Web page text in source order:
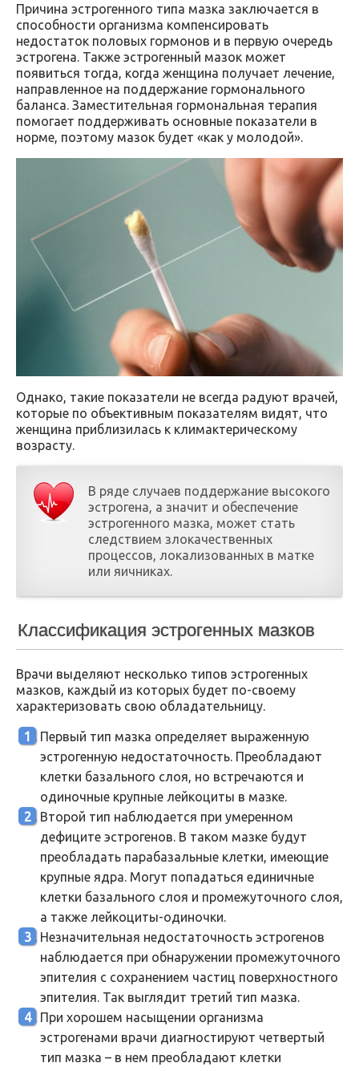
Причина эстрогенного типа мазка заключается в
способности организма компенсировать
недостаток половых гормонов и в первую очередь
эстрогена. Также эстрогенный мазок может
появиться тогда, когда женщина получает лечение,
направленное на поддержание гормонального
баланса. Заместительная гормональная терапия
помогает поддерживать основные показатели в
норме, поэтому мазок будет «как у молодой».
Однако, такие показатели не всегда радуют врачей,
которые по объективным показателям видят, что
женщина приблизилась к климактерическому
возрасту.
В ряде случаев поддержание высокого
эстрогена, а значит и обеспечение
эстрогенного мазка, может стать
следствием злокачественных
процессов, локализованных в матке
или яичниках.
Классификация эстрогенных мазков
Врачи выделяют несколько типов эстрогенных
мазков, каждый из которых будет по-своему
характеризовать свою обладательницу.
Первый тип мазка определяет выраженную
эстрогенную недостаточность. Преобладают
клетки базального слоя, но встречаются и
одиночные крупные лейкоциты в мазке.
Второй тип наблюдается при умеренном
дефиците эстрогенов. В таком мазке будут
преобладать парабазальные клетки, имеющие
крупные ядра. Могут попадаться единичные
клетки базального слоя и промежуточного слоя,
а также лейкоциты-одиночки.
Незначительная недостаточность эстрогенов
наблюдается при обнаружении промежуточного
эпителия с сохранением частиц поверхностного
эпителия. Так выглядит третий тип мазка.
При хорошем насыщении организма
эстрогенами врачи диагностируют четвертый
тип мазка – в нем преобладают клетки